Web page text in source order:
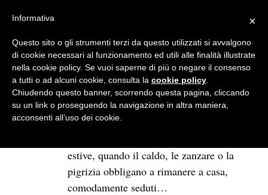
BROWSE TAG
film muti
5 film che lasciano… senza
parole
Dopo i 5 film a tema gioventù, eccoci di
estive, quando il caldo, le zanzare o la
pigrizia obbligano a rimanere a casa,
comodamente seduti…
×
Informativa
Questo sito o gli strumenti terzi da questo utilizzati si avvalgono
di cookie necessari al funzionamento ed utili alle finalità illustrate
nella cookie policy. Se vuoi saperne di più o negare il consenso
a tutti o ad alcuni cookie, consulta la cookie policy
Chiudendo questo banner, scorrendo questa pagina, cliccando
su un link o proseguendo la navigazione in altra maniera,
acconsenti all’uso dei cookie.